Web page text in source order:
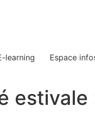
learning Espace
estivale